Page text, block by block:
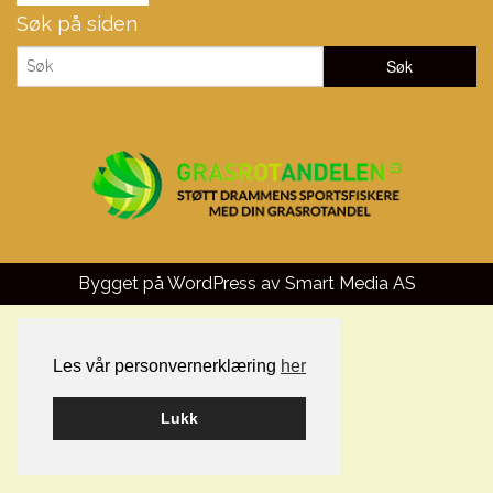
Les vår personvernerklæring her
Lukk
Søk på siden
Bygget på WordPress av Smart Media AS